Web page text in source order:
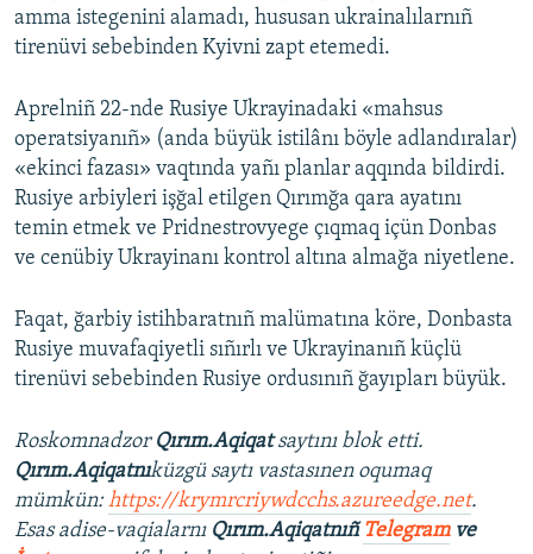
amma istegenini alamadı, hususan ukrainalılarnıñ
tirenüvi sebebinden Kyivni zapt etemedi.
Aprelniñ 22-nde Rusiye Ukrayinadaki «mahsus
operatsiyanıñ» (anda büyük istilânı böyle adlandıralar)
«ekinci fazası» vaqtında yañı planlar aqqında bildirdi.
Rusiye arbiyleri işğal etilgen Qırımğa qara ayatını
temin etmek ve Pridnestrovyege çıqmaq içün Donbas
ve cenübiy Ukrayinanı kontrol altına almağa niyetlene.
Faqat, ğarbiy istihbaratnıñ malümatına köre, Donbasta
Rusiye muvafaqiyetli sıñırlı ve Ukrayinanıñ küçlü
tirenüvi sebebinden Rusiye ordusınıñ ğayıpları büyük.
Roskomnadzor Qırım.Aqiqatsaytını blok etti.
Qırım.Aqiqatnıküzgü saytı vastasınen oqumaq
mümkün:https://krymrcriywdcchs.azureedge.net.
Esas adise-vaqialarnı Qırım.Aqiqatnıñ Telegramve